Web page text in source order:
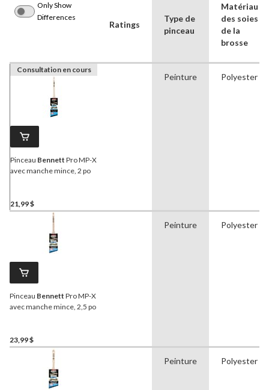
Only Show
Differences
Ratings
Type de
pinceau
Matériau
des soies
de la
brosse
Consultation en cours
Pinceau Bennett Pro MP-X
avec manche mince, 2 po
21,99 $
Peinture Polyester
Pinceau Bennett Pro MP-X
avec manche mince, 2,5 po
23,99 $
Peinture Polyester
Peinture Polyester